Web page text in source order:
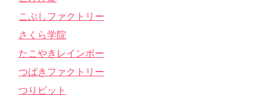
こぶしファクトリー
さくら学院
たこやきレインボー
つばきファクトリー
つりビット